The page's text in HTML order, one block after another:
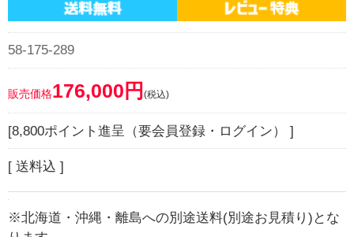
58-175-289
販売価格176,000円 (税込)
[8,800ポイント進呈（要会員登録・ログイン） ]
[ 送料込 ]
※北海道・沖縄・離島への別途送料(別途お見積り)とな